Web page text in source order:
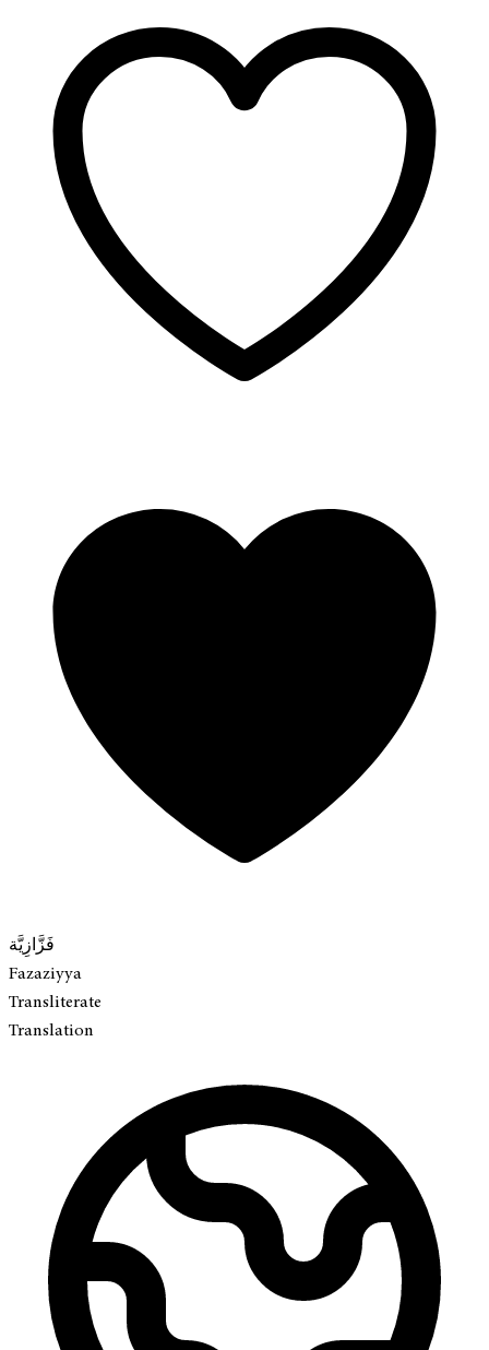
فَزَّازِيَّة
Fazaziyya
Transliterate
Translation